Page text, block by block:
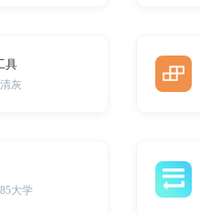
具
灰
大学